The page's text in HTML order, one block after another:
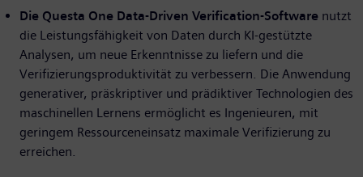
Die Questa One Data-Driven Verification-Software nutzt
die Leistungsfähigkeit von Daten durch KI-gestützte
Analysen, um neue Erkenntnisse zu liefern und die
Verifizierungsproduktivität zu verbessern. Die Anwendung
generativer, präskriptiver und prädiktiver Technologien des
maschinellen Lernens ermöglicht es Ingenieuren, mit
geringem Ressourceneinsatz maximale Verifizierung zu
erreichen.